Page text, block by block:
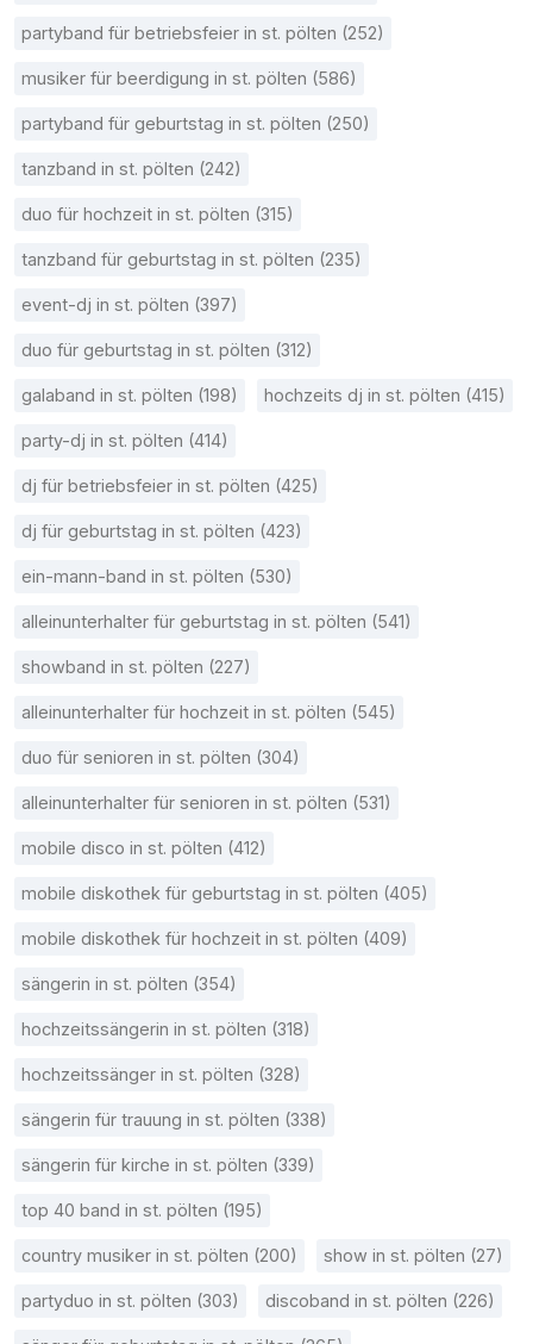
partyband für betriebsfeier in st. pölten (252)
musiker für beerdigung in st. pölten (586)
partyband für geburtstag in st. pölten (250)
tanzband in st. pölten (242)
duo für hochzeit in st. pölten (315)
tanzband für geburtstag in st. pölten (235)
event-dj in st. pölten (397)
duo für geburtstag in st. pölten (312)
galaband in st. pölten (198) hochzeits dj in st. pölten (415)
party-dj in st. pölten (414)
dj für betriebsfeier in st. pölten (425)
dj für geburtstag in st. pölten (423)
ein-mann-band in st. pölten (530)
alleinunterhalter für geburtstag in st. pölten (541)
showband in st. pölten (227)
alleinunterhalter für hochzeit in st. pölten (545)
duo für senioren in st. pölten (304)
alleinunterhalter für senioren in st. pölten (531)
mobile disco in st. pölten (412)
mobile diskothek für geburtstag in st. pölten (405)
mobile diskothek für hochzeit in st. pölten (409)
sängerin in st. pölten (354)
hochzeitssängerin in st. pölten (318)
hochzeitssänger in st. pölten (328)
sängerin für trauung in st. pölten (338)
sängerin für kirche in st. pölten (339)
top 40 band in st. pölten (195)
country musiker in st. pölten (200) show in st. pölten (27)
partyduo in st. pölten (303) discoband in st. pölten (226)